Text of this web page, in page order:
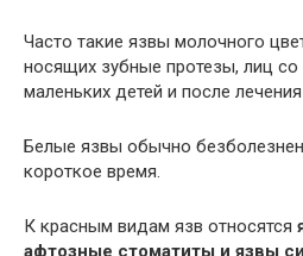
Часто такие язвы молочного
носящих зубные протезы, лиц
маленьких детей и после
Белые язвы обычно
короткое время.
К красным видам язв относятся
афтозные стоматиты и язвы